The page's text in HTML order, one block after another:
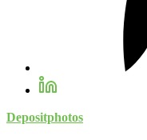
Depositphotos